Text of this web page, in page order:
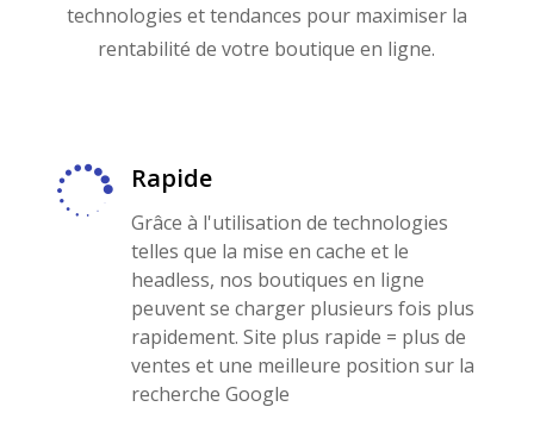
technologies et tendances pour maximiser la
rentabilité de votre boutique en ligne.
 Rapide
Grâce à l'utilisation de technologies
telles que la mise en cache et le
headless, nos boutiques en ligne
peuvent se charger plusieurs fois plus
rapidement. Site plus rapide = plus de
ventes et une meilleure position sur la
recherche Google